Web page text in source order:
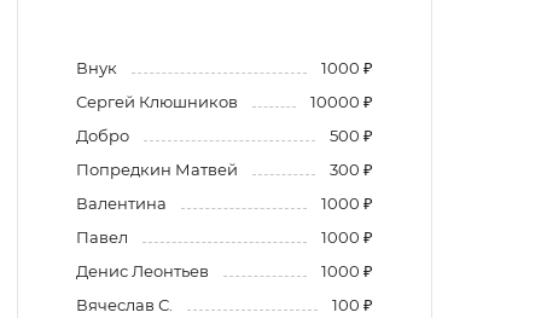
Внук
1000 ₽
Сергей Клюшников
10000 ₽
Добро
500 ₽
Попредкин Матвей
300 ₽
Валентина
1000 ₽
Павел
1000 ₽
Денис Леонтьев
1000 ₽
Вячеслав С.
100 ₽